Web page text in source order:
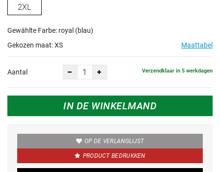
2XL
Gewählte Farbe: royal (blau)
Gekozen maat:XS Maattabel
Aantal Verzendklaar in 5 werkdagen
IN DE WINKELMAND
OP DE VERLANGLIJST
PRODUCT BEDRUKKEN